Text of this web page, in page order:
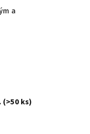
a
(>50 ks)